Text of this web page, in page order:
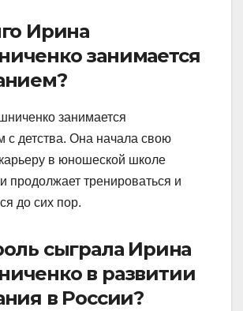
Ирина
занимается
занимается
с детства. Она начала свою
в юношеской школе
продолжает тренироваться и
до сих пор.
сыграла Ирина
в развитии
в России?